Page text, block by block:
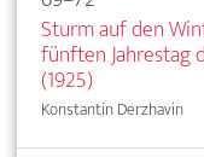
Sturm auf den
fünften Jahrestag
(1925)
Konstantin Derzhavin